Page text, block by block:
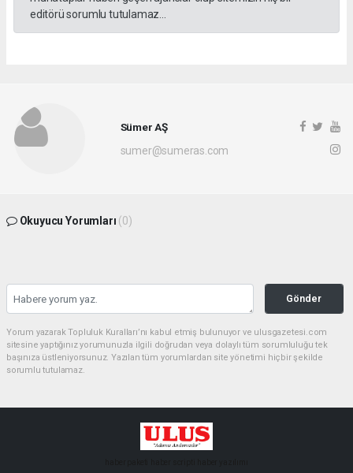
editörü sorumlu tutulamaz...
Sümer AŞ
sumer@sumeras.com
Okuyucu Yorumları (0)
Gönder
Yorum yazarak Topluluk Kuralları’nı kabul etmiş bulunuyor ve ulusgazetesi.com
sitesine yaptığınız yorumunuzla ilgili doğrudan veya dolaylı tüm sorumluluğu tek
başınıza üstleniyorsunuz. Yazılan tüm yorumlardan site yönetimi hiçbir şekilde
sorumlu tutulamaz.